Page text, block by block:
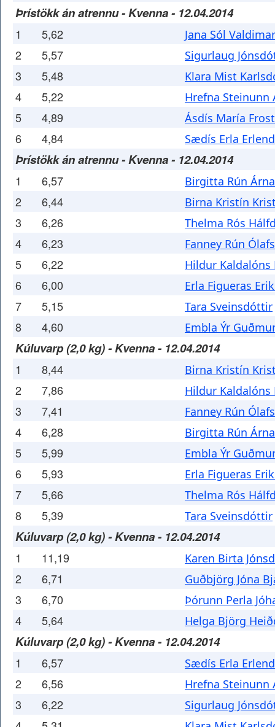
Þrístökk án atrennu - Kvenna - 12.04.2014
1 5,62 Jana Sól
2 5,57 Sigurlaug
3 5,48 Klara Mist
4 5,22 Hrefna
5 4,89 Ásdís María
6 4,84 Sædís Erla
Þrístökk án atrennu - Kvenna - 12.04.2014
1 6,57 Birgitta Rún
2 6,44 Birna Kristín
3 6,26 Thelma Rós
4 6,23 Fanney Rún
5 6,22 Hildur
6 6,00 Erla Figueras
7 5,15 Tara Sveinsdóttir
8 4,60 Embla Ýr
Kúluvarp (2,0 kg) - Kvenna - 12.04.2014
1 8,44 Birna Kristín
2 7,86 Hildur
3 7,41 Fanney Rún
4 6,28 Birgitta Rún
5 5,99 Embla Ýr
6 5,93 Erla Figueras
7 5,66 Thelma Rós
8 5,39 Tara Sveinsdóttir
Kúluvarp (2,0 kg) - Kvenna - 12.04.2014
1 11,19 Karen Birta
2 6,71 Guðbjörg Jóna
3 6,70 Þórunn Perla
4 5,64 Helga Björg
Kúluvarp (2,0 kg) - Kvenna - 12.04.2014
1 6,57 Sædís Erla
2 6,56 Hrefna
3 6,22 Sigurlaug